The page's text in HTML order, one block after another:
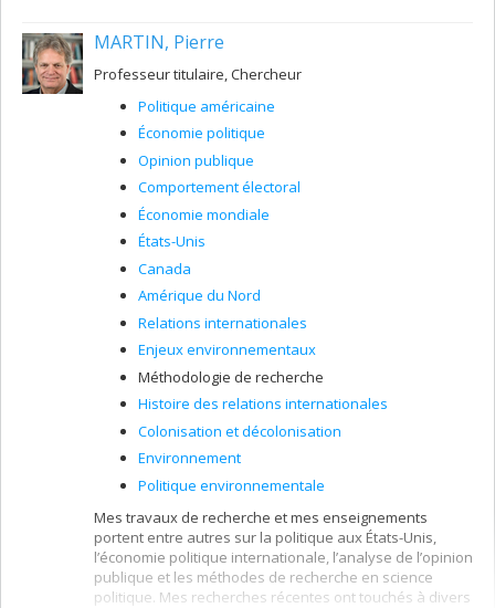
MARTIN, Pierre
Professeur titulaire, Chercheur
Politique américaine
Économie politique
Opinion publique
Comportement électoral
Économie mondiale
États-Unis
Canada
Amérique du Nord
Relations internationales
Enjeux environnementaux
Méthodologie de recherche
Histoire des relations internationales
Colonisation et décolonisation
Environnement
Politique environnementale
Mes travaux de recherche et mes enseignements
portent entre autres sur la politique aux États-Unis,
l’économie politique internationale, l’analyse de l’opinion
publique et les méthodes de recherche en science
politique. Mes recherches récentes ont touchés à divers